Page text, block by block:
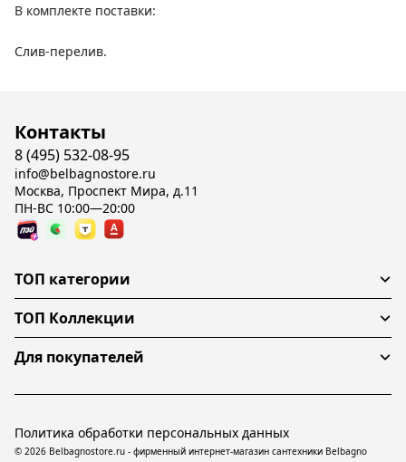
В комплекте поставки:
Слив-перелив.
Контакты
8 (495) 532-08-95
info@belbagnostore.ru
Москва, Проспект Мира, д.11
ПН-ВС 10:00—20:00
ТОП категории
ТОП Коллекции
Для покупателей
© 2026 Belbagnostore.ru - фирменный интернет-магазин сантехники Belbagno
Политика обработки персональных данных